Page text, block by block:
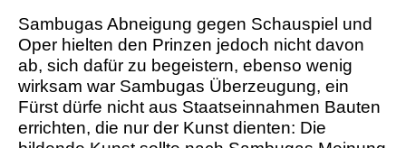
Sambugas Abneigung gegen Schauspiel und
Oper hielten den Prinzen jedoch nicht davon
ab, sich dafür zu begeistern, ebenso wenig
wirksam war Sambugas Überzeugung, ein
Fürst dürfe nicht aus Staatseinnahmen Bauten
errichten, die nur der Kunst dienten: Die